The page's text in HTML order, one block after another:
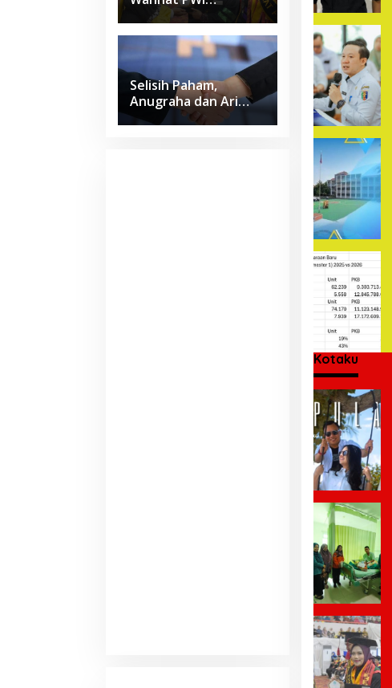
Lampung Jadi Lulusan
Terbaik Kedokteran
Unila dengan IPK 4
Selisih Paham,
Anugraha dan Ari
Wahyu Sepakat Pilih
Kotaku